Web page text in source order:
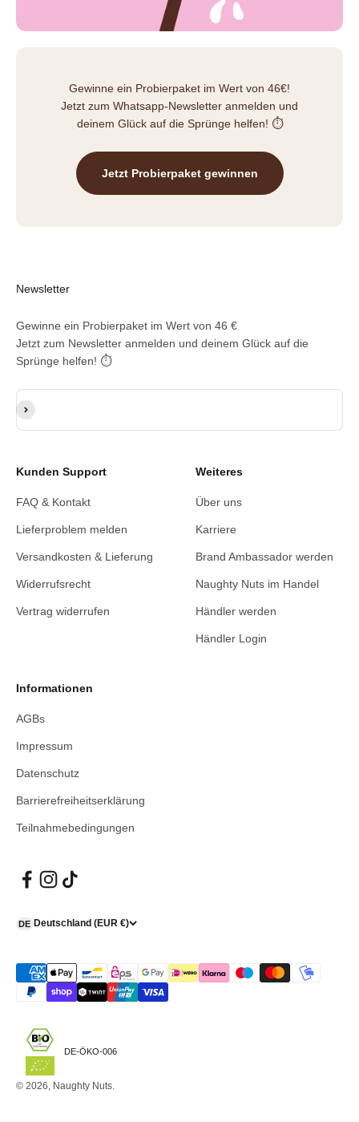
Gewinne ein Probierpaket im Wert von 46€!
Jetzt zum Whatsapp-Newsletter anmelden und
deinem Glück auf die Sprünge helfen! ⏱️
Jetzt Probierpaket gewinnen
Newsletter
Gewinne ein Probierpaket im Wert von 46 €
Jetzt zum Newsletter anmelden und deinem Glück auf die
Sprünge helfen! ⏱️
E-Mail-Adresse
Abonnieren
Kunden Support
FAQ & Kontakt
Lieferproblem melden
Versandkosten & Lieferung
Widerrufsrecht
Vertrag widerrufen
Weiteres
Über uns
Karriere
Brand Ambassador werden
Naughty Nuts im Handel
Händler werden
Händler Login
Informationen
AGBs
Impressum
Datenschutz
Barrierefreiheitserklärung
Teilnahmebedingungen
DE Deutschland (EUR €)
DE-ÖKO-006
© 2026, Naughty Nuts.